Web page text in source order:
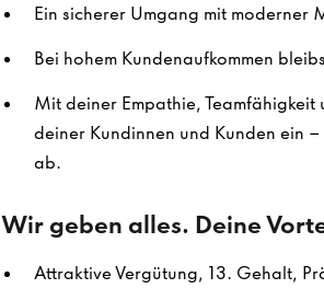
Ein sicherer Umgang mit moderner
Bei hohem Kundenaufkommen
Mit deiner Empathie, Teamfähigkeit
deiner Kundinnen und Kunden ein
ab.
Wir geben alles. Deine
Attraktive Vergütung, 13. Gehalt,